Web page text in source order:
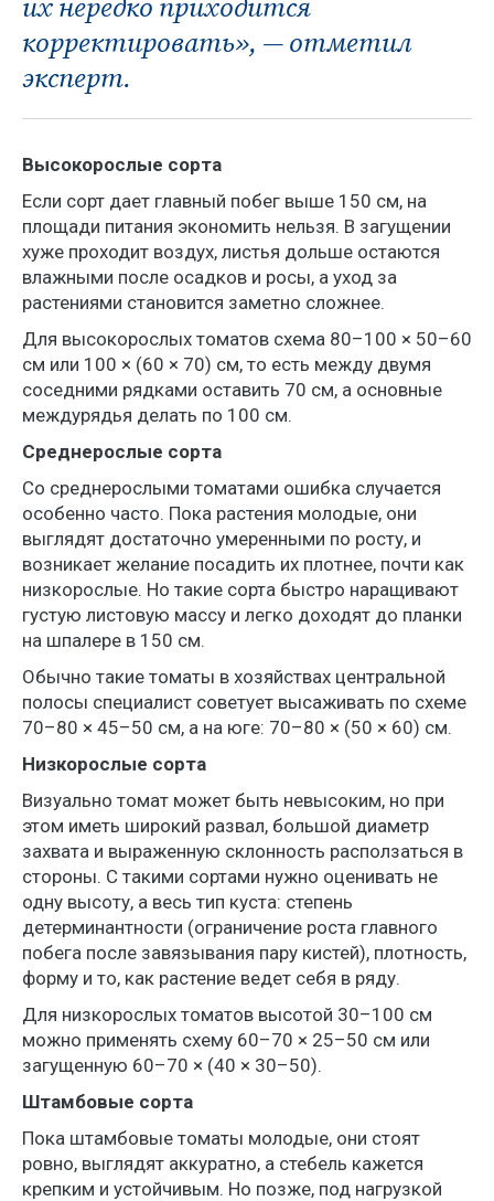
корректировать», — отметил
эксперт.
Высокорослые сорта
Если сорт дает главный побег выше 150 см, на
площади питания экономить нельзя. В загущении
хуже проходит воздух, листья дольше остаются
влажными после осадков и росы, а уход за
растениями становится заметно сложнее.
Для высокорослых томатов схема 80–100 × 50–60
см или 100 × (60 × 70) см, то есть между двумя
соседними рядками оставить 70 см, а основные
междурядья делать по 100 см.
Среднерослые сорта
Со среднерослыми томатами ошибка случается
особенно часто. Пока растения молодые, они
выглядят достаточно умеренными по росту, и
возникает желание посадить их плотнее, почти как
низкорослые. Но такие сорта быстро наращивают
густую листовую массу и легко доходят до планки
на шпалере в 150 см.
Обычно такие томаты в хозяйствах центральной
полосы специалист советует высаживать по схеме
70–80 × 45–50 см, а на юге: 70–80 × (50 × 60) см.
Низкорослые сорта
Визуально томат может быть невысоким, но при
этом иметь широкий развал, большой диаметр
захвата и выраженную склонность расползаться в
стороны. С такими сортами нужно оценивать не
одну высоту, а весь тип куста: степень
детерминантности (ограничение роста главного
побега после завязывания пару кистей), плотность,
форму и то, как растение ведет себя в ряду.
Для низкорослых томатов высотой 30–100 см
можно применять схему 60–70 × 25–50 см или
загущенную 60–70 × (40 × 30–50).
Штамбовые сорта
Пока штамбовые томаты молодые, они стоят
ровно, выглядят аккуратно, а стебель кажется
крепким и устойчивым. Но позже, под нагрузкой